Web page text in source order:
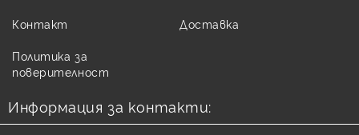
Контакт
Политика за
поверителност
Доставка
Информация за контакти: